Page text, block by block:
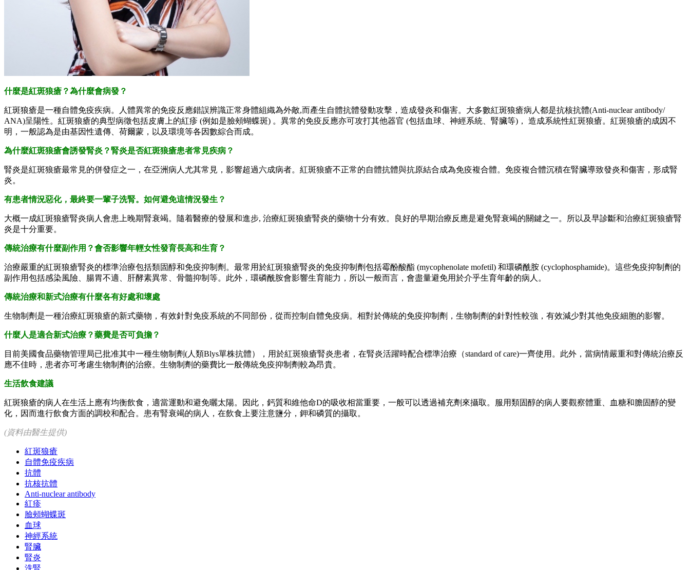
什麼是紅斑狼瘡？為什麼會病發？
紅斑狼瘡是一種自體免疫疾病。人體異常的免疫反應錯誤辨識正常身體組織為外敵,而產生自體抗體發動攻擊，造成發炎和傷害。大多數紅斑狼瘡病人都是抗核抗體(Anti-nuclear antibody/
ANA)呈陽性。紅斑狼瘡的典型病徵包括皮膚上的紅疹 (例如是臉頰蝴蝶斑) 。異常的免疫反應亦可攻打其他器官 (包括血球、神經系統、腎臟等)， 造成系統性紅斑狼瘡。紅斑狼瘡的成因不
明，一般認為是由基因性遺傳、荷爾蒙，以及環境等各因數綜合而成。
為什麼紅斑狼瘡會誘發腎炎？腎炎是否紅斑狼瘡患者常見疾病？
腎炎是紅斑狼瘡最常見的併發症之一，在亞洲病人尤其常見，影響超過六成病者。紅斑狼瘡不正常的自體抗體與抗原結合成為免疫複合體。免疫複合體沉積在腎臟導致發炎和傷害，形成腎
炎。
有患者情況惡化，最終要一輩子洗腎。如何避免這情況發生？
大概一成紅斑狼瘡腎炎病人會患上晚期腎衰竭。隨着醫療的發展和進步, 治療紅斑狼瘡腎炎的藥物十分有效。良好的早期治療反應是避免腎衰竭的關鍵之一。所以及早診斷和治療紅斑狼瘡腎
炎是十分重要。
傳統治療有什麼副作用？會否影響年輕女性發育長高和生育？
治療嚴重的紅斑狼瘡腎炎的標準治療包括類固醇和免疫抑制劑。最常用於紅斑狼瘡腎炎的免疫抑制劑包括霉酚酸酯 (mycophenolate mofetil) 和環磷酰胺 (cyclophosphamide)。這些免疫抑制劑的
副作用包括感染風險、腸胃不適、肝酵素異常、骨髓抑制等。此外，環磷酰胺會影響生育能力，所以一般而言，會盡量避免用於介乎生育年齡的病人。
傳統治療和新式治療有什麼各有好處和壞處
生物制劑是一種治療紅斑狼瘡的新式藥物，有效針對免疫系統的不同部份，從而控制自體免疫病。相對於傳統的免疫抑制劑，生物制劑的針對性較強，有效減少對其他免疫細胞的影響。
什麼人是適合新式治療？藥費是否可負擔？
目前美國食品藥物管理局已批准其中一種生物制劑(人類Blys單株抗體），用於紅斑狼瘡腎炎患者，在腎炎活躍時配合標準治療（standard of care)一齊使用。此外，當病情嚴重和對傳統治療反
應不佳時，患者亦可考慮生物制劑的治療。生物制劑的藥費比一般傳統免疫抑制劑較為昂貴。
生活飲食建議
紅斑狼瘡的病人在生活上應有均衡飲食，適當運動和避免曬太陽。因此，鈣質和維他命D的吸收相當重要，一般可以透過補充劑來攝取。服用類固醇的病人要觀察體重、血糖和膽固醇的變
化，因而進行飲食方面的調校和配合。患有腎衰竭的病人，在飲食上要注意鹽分，鉀和磷質的攝取。
(資料由醫生提供)
紅斑狼瘡
自體免疫疾病
抗體
抗核抗體
Anti-nuclear antibody
紅疹
臉頰蝴蝶斑
血球
神經系統
腎臟
腎炎